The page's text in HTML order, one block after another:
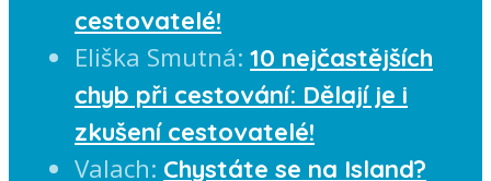
cestovatelé!
Eliška Smutná: 10 nejčastějších
chyb při cestování: Dělají je i
zkušení cestovatelé!
Valach: Chystáte se na Island?